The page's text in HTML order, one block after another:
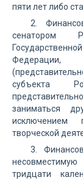
пяти лет либо
2.
сенатором
Федерации,
субъекта
заниматься
исключением
творческой
3.
несовместимую
тридцати